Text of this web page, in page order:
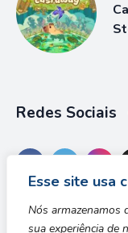
Esse site usa
Nós armazenamos
sua experiência de
Redes Sociais